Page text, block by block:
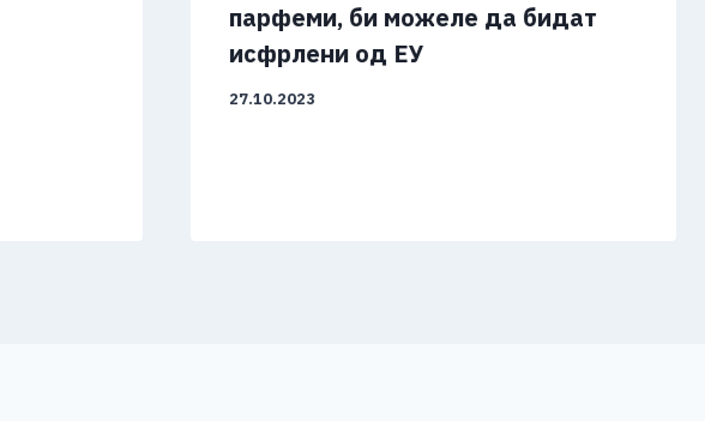
парфеми, би можеле да бидат
исфрлени од ЕУ
27.10.2023